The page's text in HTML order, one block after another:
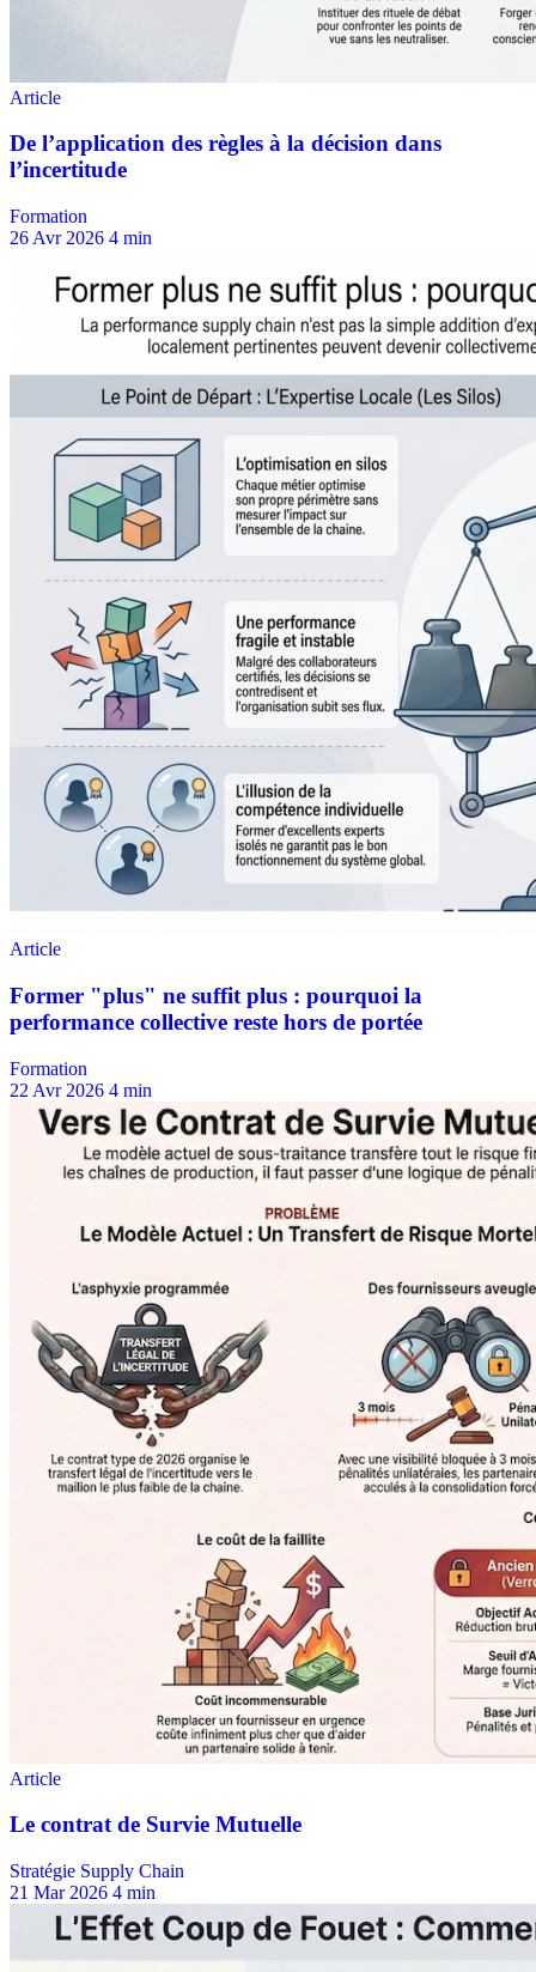
Formation
26 Avr 2026 4 min
Formation
22 Avr 2026 4 min
Stratégie Supply Chain
21 Mar 2026 4 min